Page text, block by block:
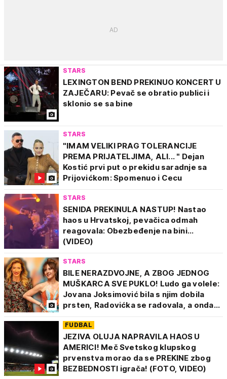
STARS
LEXINGTON BEND PREKINUO KONCERT U
ZAJEČARU: Pevač se obratio publici i
sklonio se sa bine
STARS
"IMAM VELIKI PRAG TOLERANCIJE
PREMA PRIJATELJIMA, ALI... " Dejan
Kostić prvi put o prekidu saradnje sa
Prijovićkom: Spomenuo i Cecu
STARS
SENIDA PREKINULA NASTUP! Nastao
haos u Hrvatskoj, pevačica odmah
reagovala: Obezbeđenje na bini...
(VIDEO)
STARS
BILE NERAZDVOJNE, A ZBOG JEDNOG
MUŠKARCA SVE PUKLO! Ludo ga volele:
Jovana Joksimović bila s njim dobila
prsten, Radovićka se radovala, a onda...
FUDBAL
JEZIVA OLUJA NAPRAVILA HAOS U
AMERICI! Meč Svetskog klupskog
prvenstva morao da se PREKINE zbog
BEZBEDNOSTI igrača! (FOTO, VIDEO)